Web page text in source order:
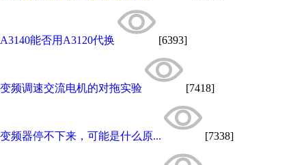
A3140能否用A3120代换 [6393]
变频调速交流电机的对拖实验 [7418]
变频器停不下来，可能是什么原... [7338]